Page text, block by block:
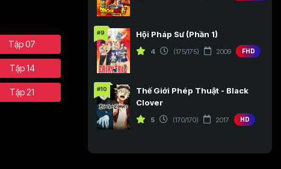
Tập 07
Tập 14
Tập 21
#9 Hội Pháp Sư (Phần 1)
4 (175/175) 2009 FHD
#10
Thế Giới Phép Thuật - Black
Clover
5 (170/170) 2017 HD